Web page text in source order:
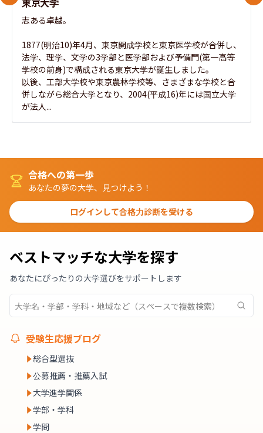
志ある卓越。
1877(明治10)年4月、東京開成学校と東京医学校が合併し、
法学、理学、文学の3学部と医学部および予備門(第一高等
学校の前身)で構成される東京大学が誕生しました。
以後、工部大学校や東京農林学校等、さまざまな学校と合
併しながら総合大学となり、2004(平成16)年には国立大学
が法人...
合格への第一歩
あなたの夢の大学、見つけよう！
ログインして合格力診断を受ける
ベストマッチな大学を探す
あなたにぴったりの大学選びをサポートします
受験生応援ブログ
総合型選抜
公募推薦・推薦入試
大学進学関係
学部・学科
学問